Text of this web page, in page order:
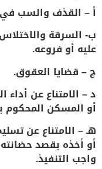
أ – القذف والسب
ب- السرقة
عليه أو فروعه.
ج – قضايا العقوق.
د – الامتناع عن أداء
أو المسكن المحكوم
هـ – الامتناع عن
أو أخذه بقصد
واجب التنفيذ.